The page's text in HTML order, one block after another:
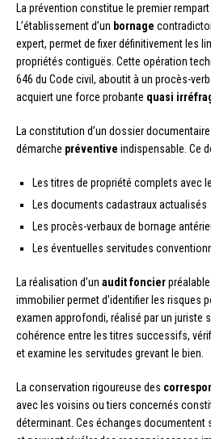
La prévention constitue le premier
L’établissement d’un bornage
expert, permet de fixer définitivement les
propriétés contiguës. Cette opération
646 du Code civil, aboutit à un procès-
acquiert une force probante quasi
La constitution d’un dossier
démarche préventive indispensable. Ce
Les titres de propriété complets avec
Les documents cadastraux actualisés
Les procès-verbaux de bornage
Les éventuelles servitudes
La réalisation d’un audit foncier
immobilier permet d’identifier les risques
examen approfondi, réalisé par un juriste
cohérence entre les titres successifs,
et examine les servitudes grevant le bien.
La conservation rigoureuse des
avec les voisins ou tiers concernés
déterminant. Ces échanges documentent